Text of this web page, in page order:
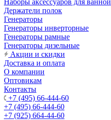
Наборы аксессуаров для ванной
Держатели полок
Генераторы
Генераторы инверторные
Генераторы рамные
Генераторы дизельные
Акции и скидки
Доставка и оплата
О компании
Оптовикам
Контакты
+7 (495) 66-444-60
+7 (495) 66-444-60
+7 (925) 664-44-60